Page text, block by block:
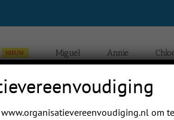
NIEUW Miguel Annie
www.organisatievereenvoudiging.nlom